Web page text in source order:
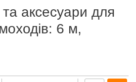
та аксесуари для
6 м,